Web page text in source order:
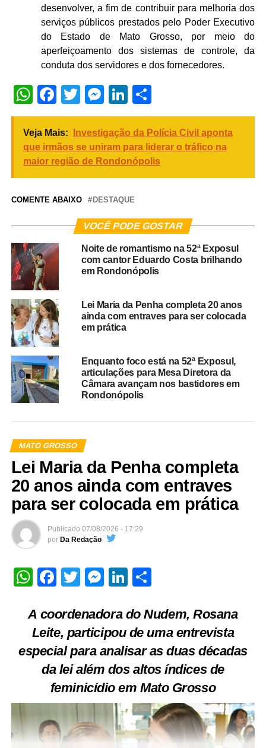
desenvolver, a fim de contribuir para melhoria dos
serviços públicos prestados pelo Poder Executivo
do Estado de Mato Grosso, por meio do
aperfeiçoamento dos sistemas de controle, da
conduta dos servidores e dos fornecedores.
WhatsApp
Facebook
TwitterMessenger
LinkedIn
Veja Mais:
Investigação da Polícia Civil aponta
que irmãos se uniram para liderar o tráfico na
maior região de Rondonópolis
COMENTE ABAIXO DESTAQUE
VOCÊ PODE GOSTAR
Noite de romantismo na 52ª Exposul
com cantor Eduardo Costa brilhando
em Rondonópolis
Lei Maria da Penha completa 20 anos
ainda com entraves para ser colocada
em prática
Enquanto foco está na 52ª Exposul,
articulações para Mesa Diretora da
Câmara avançam nos bastidores em
Rondonópolis
MATO GROSSO
Lei Maria da Penha completa
20 anos ainda com entraves
para ser colocada em prática
Publicado 07/08/2026 - 17:29
por Da Redação
WhatsApp
Facebook
TwitterMessenger
LinkedIn
A coordenadora do Nudem, Rosana
Leite, participou de uma entrevista
especial para analisar as duas décadas
da lei além dos altos índices de
feminicídio em Mato Grosso